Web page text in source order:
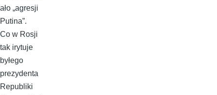
ało „agresji
Putina”.
Co w Rosji
tak irytuje
byłego
prezydenta
Republiki